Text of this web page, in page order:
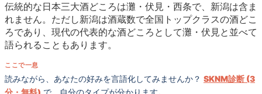
伝統的な日本三大酒どころは灘・伏見・西条で、新潟は含ま
れません。ただし新潟は酒蔵数で全国トップクラスの酒どこ
ろであり、現代の代表的な酒どころとして灘・伏見と並べて
語られることもあります。
ここで一息
読みながら、あなたの好みを言語化してみませんか？ SKNM診断 (3
分・無料) で、自分のタイプが分かります。